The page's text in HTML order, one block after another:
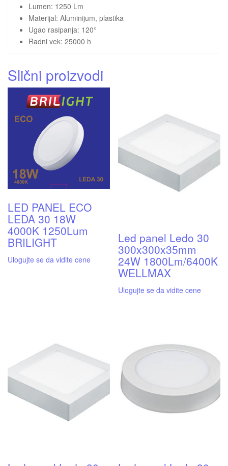
Lumen: 1250 Lm
Materijal: Aluminijum, plastika
Ugao rasipanja: 120°
Radni vek: 25000 h
Slični proizvodi
LED PANEL ECO
LEDA 30 18W
4000K 1250Lum
BRILIGHT
Ulogujte se da vidite cene
Led panel Ledo 30
300x300x35mm
24W 1800Lm/6400K
WELLMAX
Ulogujte se da vidite cene